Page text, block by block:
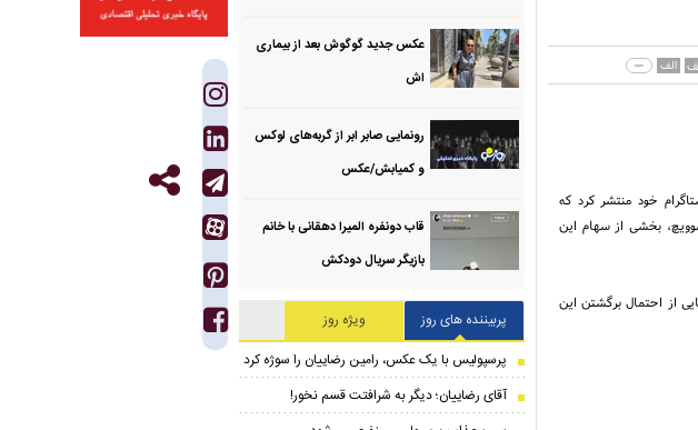
الف
خود منتشر کرد که
بخشی از سهام این
از احتمال برگشتن این
عکس جدید گوگوش بعد از بیماری
اش
رونمایی صابر ابر از گربه‌های لوکس
و کمیابش/عکس
قاب دونفره المیرا دهقانی با خانم
بازیگر سریال دودکش
پربیننده های روز
ویژه روز
پرسپولیس با یک عکس، رامین رضاییان را سوژه کرد
آقای رضاییان؛ دیگر به شرافتت قسم نخور!